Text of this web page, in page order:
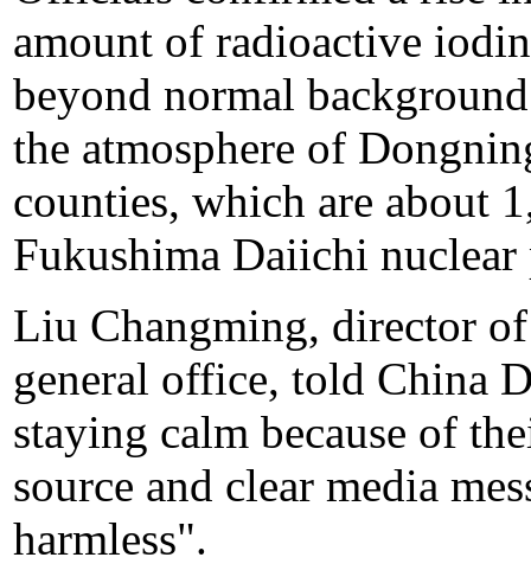
amount of radioactive
beyond normal
the atmosphere of
counties, which are about
Fukushima Daiichi nuclear
Liu Changming, director
general office, told China
staying calm because of
source and clear media
harmless".